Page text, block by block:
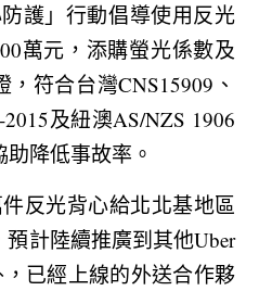
護」行動倡導使用反光
萬元，添購螢光係數及
符合台灣CNS15909、
及紐澳AS/NZS 1906
降低事故率。
反光背心給北北基地區
預計陸續推廣到其他Uber
已經上線的外送合作夥